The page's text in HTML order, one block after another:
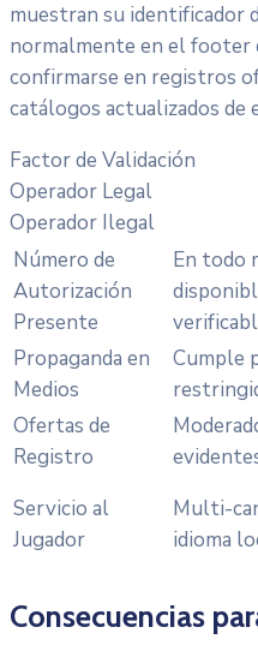
muestran su identificador
normalmente en el footer
confirmarse en registros
catálogos actualizados de
Factor de Validación
Operador Legal
Operador Ilegal
Número de
Autorización
Presente
En todo
Propaganda en
Medios
Cumple
Ofertas de
Registro
Servicio al
Jugador
Multi-
idioma
Consecuencias